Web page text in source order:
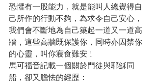
恐懼有一股能力，就是能叫人總覺得自
己所作的行動不夠，為求令自己安心，
我們會不斷地為自己築起一道又一道高
牆，這些高牆既保護你，同時亦囚禁你
的心靈，叫你寢食難安﹗
馬可福音記載一個關於門徒與耶穌同
船，卻又膽怯的經歷：